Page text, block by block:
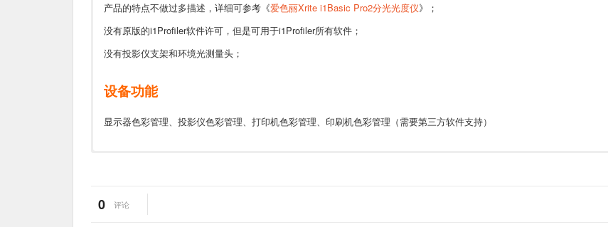
产品的特点不做过多描述，详细可参考《爱色丽Xrite i1Basic Pro2分光光度仪》；
没有原版的i1Profiler软件许可，但是可用于i1Profiler所有软件；
没有投影仪支架和环境光测量头；
设备功能
显示器色彩管理、投影仪色彩管理、打印机色彩管理、印刷机色彩管理（需要第三方软件支持）
几何条件
爱色丽Xrite ColorChecker PassPort相机校正软件下载
PANTONE Color Manager潘通色彩管理器软件下载
1688链接：
0 评论